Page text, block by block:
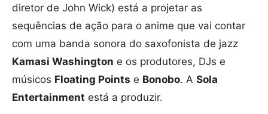
diretor de John Wick) está a projetar as
sequências de ação para o anime que vai contar
com uma banda sonora do saxofonista de jazz
Kamasi Washington e os produtores, DJs e
músicos Floating Points e Bonobo. A Sola
Entertainment está a produzir.